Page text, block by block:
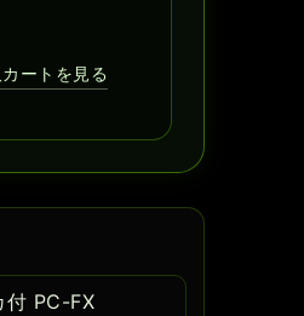
ートを見る
付 PC-FX